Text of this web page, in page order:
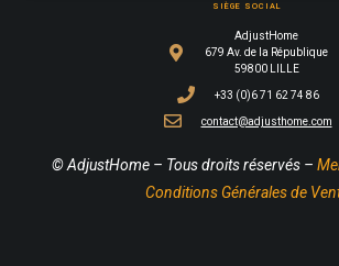
SIÈGE SOCIAL
AdjustHome
679 Av. de la République
59800 LILLE
+33 (0)6 71 62 74 86
contact@adjusthome.com
© AdjustHome – Tous droits réservés –
Conditions Générales de